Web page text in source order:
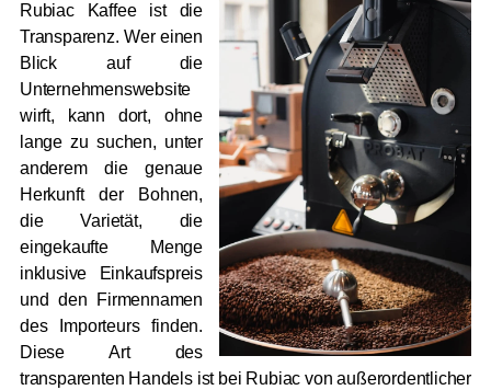
Rubiac Kaffee ist die
Transparenz. Wer einen
Blick auf die
Unternehmenswebsite
wirft, kann dort, ohne
lange zu suchen, unter
anderem die genaue
Herkunft der Bohnen,
die Varietät, die
eingekaufte Menge
inklusive Einkaufspreis
und den Firmennamen
des Importeurs finden.
Diese Art des
transparenten Handels ist bei Rubiac von außerordentlicher